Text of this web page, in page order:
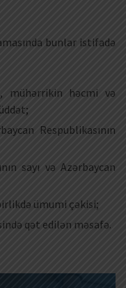
bunlar istifadə
mühərrikin həcmi və
Respublikasının
sayı və Azərbaycan
ümumi çəkisi;
qət edilən məsafə.